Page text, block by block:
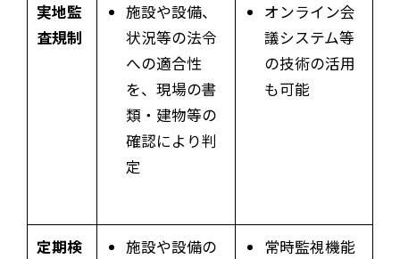
実地監
査規制
施設や設備、
状況等の法令
への適合性
を、現場の書
類・建物等の
確認により判
定
オンライン会
議システム等
の技術の活用
も可能
定期検
施設や設備の
常時監視機能